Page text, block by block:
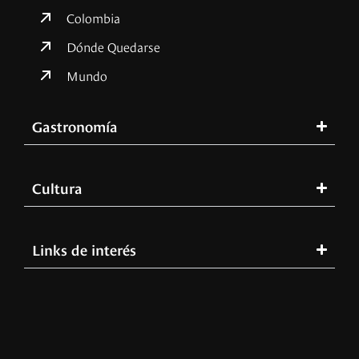
Colombia
Dónde Quedarse
Mundo
Gastronomía
Cultura
Links de interés